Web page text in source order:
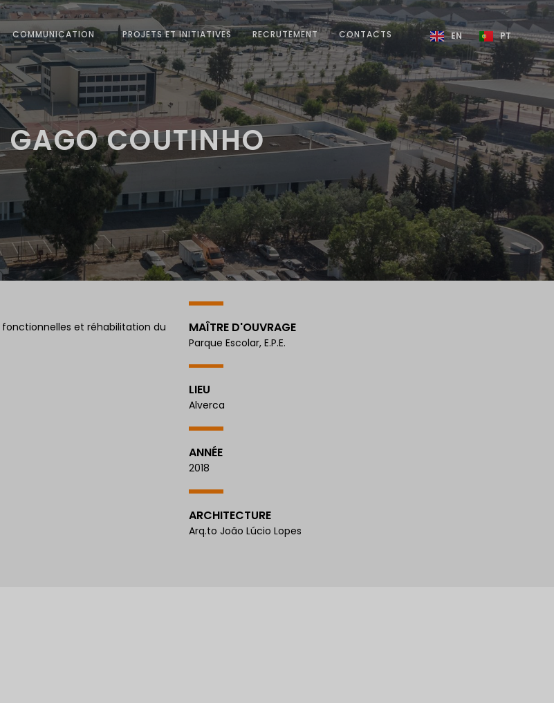
COMMUNICATION PROJETS ET INITIATIVES RECRUTEMENT CONTACTS EN PT
GAGO COUTINHO
et réhabilitation du
MAÎTRE D'OUVRAGE
Parque Escolar, E.P.E.
LIEU
Alverca
ANNÉE
2018
ARCHITECTURE
Arq.to João Lúcio Lopes